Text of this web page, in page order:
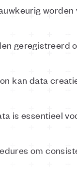
geregistreerd
kan data
is essentieel
om